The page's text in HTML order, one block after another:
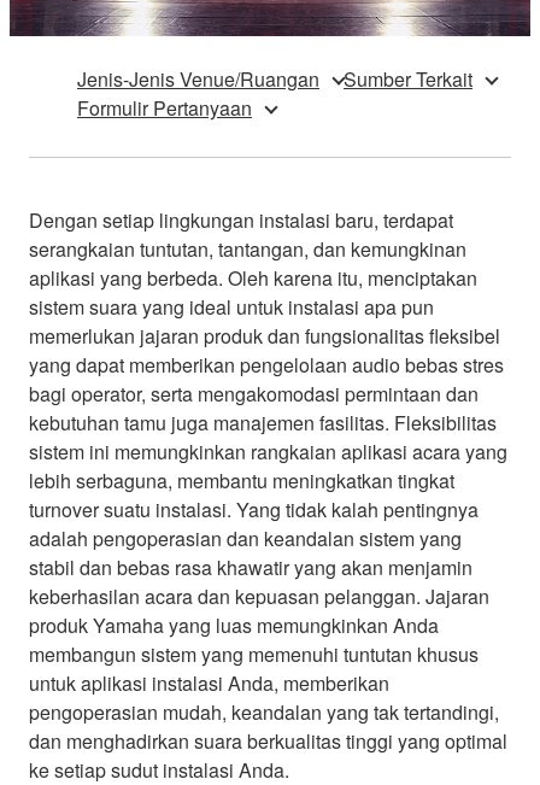
Jenis-Jenis Venue/Ruangan
Sumber Terkait
Formulir Pertanyaan
Dengan setiap lingkungan instalasi baru, terdapat
serangkaian tuntutan, tantangan, dan kemungkinan
aplikasi yang berbeda. Oleh karena itu, menciptakan
sistem suara yang ideal untuk instalasi apa pun
memerlukan jajaran produk dan fungsionalitas fleksibel
yang dapat memberikan pengelolaan audio bebas stres
bagi operator, serta mengakomodasi permintaan dan
kebutuhan tamu juga manajemen fasilitas. Fleksibilitas
sistem ini memungkinkan rangkaian aplikasi acara yang
lebih serbaguna, membantu meningkatkan tingkat
turnover suatu instalasi. Yang tidak kalah pentingnya
adalah pengoperasian dan keandalan sistem yang
stabil dan bebas rasa khawatir yang akan menjamin
keberhasilan acara dan kepuasan pelanggan. Jajaran
produk Yamaha yang luas memungkinkan Anda
membangun sistem yang memenuhi tuntutan khusus
untuk aplikasi instalasi Anda, memberikan
pengoperasian mudah, keandalan yang tak tertandingi,
dan menghadirkan suara berkualitas tinggi yang optimal
ke setiap sudut instalasi Anda.